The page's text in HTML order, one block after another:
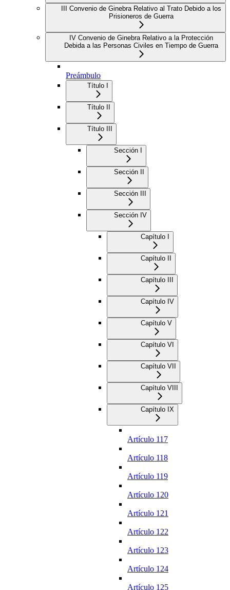
III Convenio de Ginebra Relativo al Trato Debido a los
Prisioneros de Guerra
IV Convenio de Ginebra Relativo a la Protección
Debida a las Personas Civiles en Tiempo de Guerra
Preámbulo
Título I
Título II
Título III
Sección I
Sección II
Sección III
Sección IV
Capítulo I
Capítulo II
Capítulo III
Capítulo IV
Capítulo V
Capítulo VI
Capítulo VII
Capítulo VIII
Capítulo IX
Artículo 117
Artículo 118
Artículo 119
Artículo 120
Artículo 121
Artículo 122
Artículo 123
Artículo 124
Artículo 125